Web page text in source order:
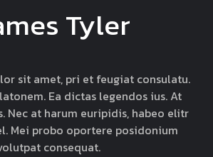
Tyler
sit amet, pri et feugiat consulatu.
Ea dictas legendos ius. At
Nec at harum euripidis, habeo elitr
Mei probo oportere posidonium
consequat.